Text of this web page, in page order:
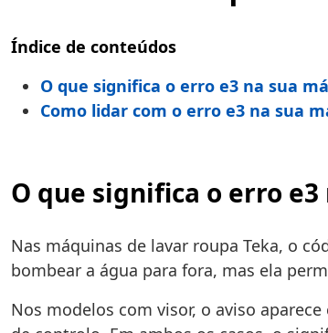
Índice de conteúdos
O que significa o erro e3 na sua
Como lidar com o erro e3 na sua
O que significa o erro
Nas máquinas de lavar roupa Teka, o
bombear a água para fora, mas ela
Nos modelos com visor, o aviso